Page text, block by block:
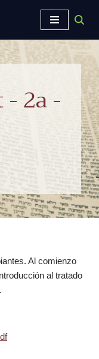
2a -
Al comienzo
al tratado